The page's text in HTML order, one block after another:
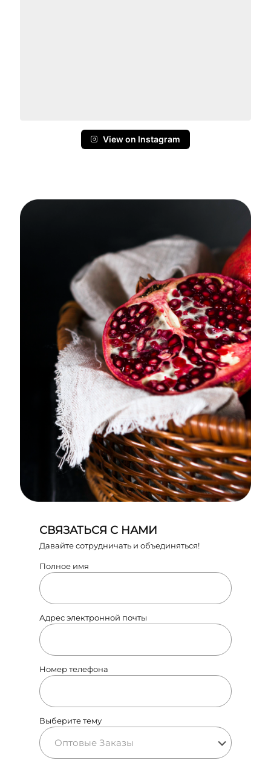
View on Instagram
СВЯЗАТЬСЯ С НАМИ
Давайте сотрудничать и объединяться!
Полное имя
Адрес электронной почты
Номер телефона
Выберите тему